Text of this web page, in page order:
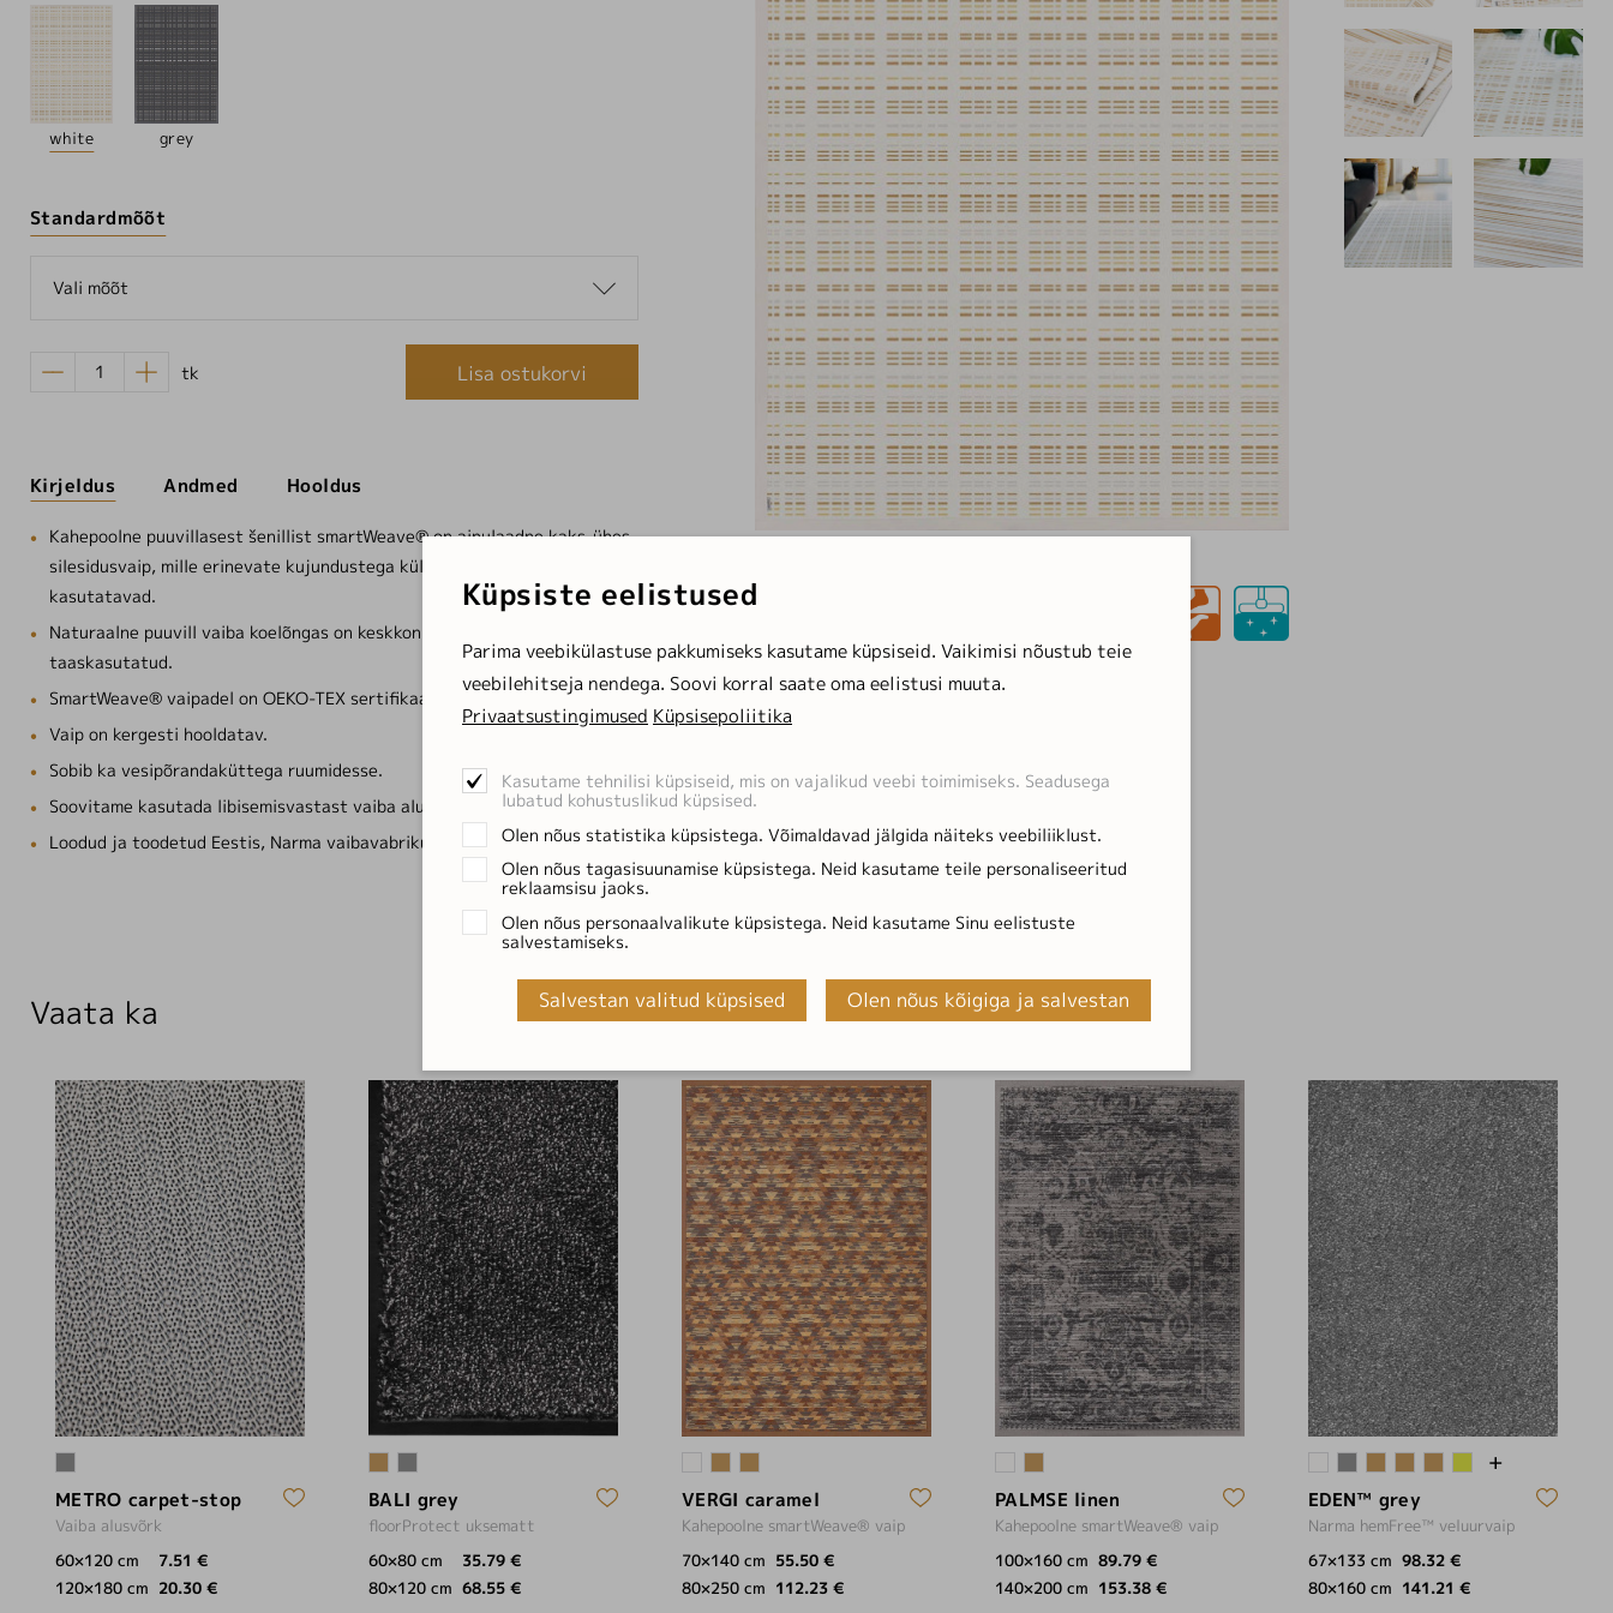
white grey
Standardmõõt
Vali mõõt
tk Lisa ostukorvi
Kirjeldus Andmed Hooldus
Kahepoolne puuvillasest šenillist smartWeave® on ainulaadne kaks-ühes
silesidusvaip, mille erinevate kujundustega küljed on samaväärselt
kasutatavad.
Naturaalne puuvill vaiba koelõngas on keskkonnahoidlikult 100%
taaskasutatud.
SmartWeave® vaipadel on OEKO-TEX sertifikaat.
Vaip on kergesti hooldatav.
Sobib ka vesipõrandaküttega ruumidesse.
Soovitame kasutada libisemisvastast vaiba alusvõrku.
Loodud ja toodetud Eestis, Narma vaibavabrikus.
Vaata ka
METRO carpet-stop
Vaiba alusvõrk
60×120 cm
7.51 €
120×180 cm 20.30 €
BALI grey
floorProtect uksematt
60×80 cm
35.79 €
80×120 cm 68.55 €
VERGI caramel
Kahepoolne smartWeave® vaip
70×140 cm 55.50 €
80×250 cm 112.23 €
PALMSE linen
Kahepoolne smartWeave® vaip
100×160 cm 89.79 €
140×200 cm 153.38 €
EDEN™ grey
Narma hemFree™ veluurvaip
67×133 cm 98.32 €
80×160 cm 141.21 €
Küpsiste eelistused
Parima veebikülastuse pakkumiseks kasutame küpsiseid. Vaikimisi nõustub teie
veebilehitseja nendega. Soovi korral saate oma eelistusi muuta.
Privaatsustingimused Küpsisepoliitika
Kasutame tehnilisi küpsiseid, mis on vajalikud veebi toimimiseks. Seadusega
lubatud kohustuslikud küpsised.
Olen nõus statistika küpsistega. Võimaldavad jälgida näiteks veebiliiklust.
Olen nõus tagasisuunamise küpsistega. Neid kasutame teile personaliseeritud
reklaamsisu jaoks.
Olen nõus personaalvalikute küpsistega. Neid kasutame Sinu eelistuste
salvestamiseks.
Salvestan valitud küpsised Olen nõus kõigiga ja salvestan